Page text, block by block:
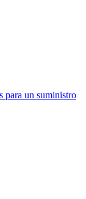
para un suministro